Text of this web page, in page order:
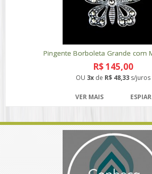
Pingente Borboleta Grande com
R$ 145,00
OU 3x de R$ 48,33 s/juros
VER MAIS ESPIAR